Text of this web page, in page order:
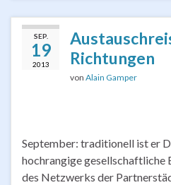
SEP.
19
2013
Richtungen
von Alain Gamper
September: traditionell ist er
hochrangige gesellschaftliche
des Netzwerks der